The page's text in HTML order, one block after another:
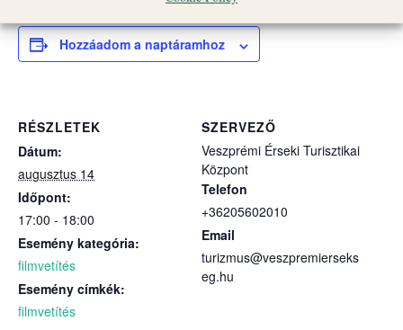
Hozzáadom a naptáramhoz
RÉSZLETEK
Dátum:
augusztus 14
Időpont:
17:00 - 18:00
Esemény kategória:
filmvetítés
Esemény címkék:
filmvetítés
SZERVEZŐ
Veszprémi Érseki Turisztikai
Központ
Telefon
+36205602010
Email
turizmus@veszpremierseks
eg.hu